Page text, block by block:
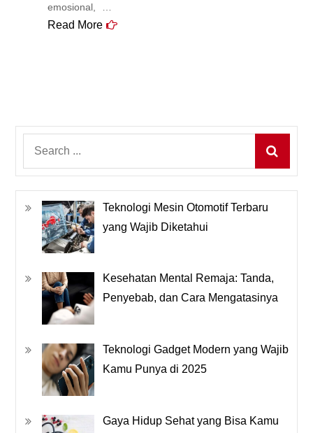
emosional, …
Read More
Teknologi Mesin Otomotif Terbaru
yang Wajib Diketahui
Kesehatan Mental Remaja: Tanda,
Penyebab, dan Cara Mengatasinya
Teknologi Gadget Modern yang Wajib
Kamu Punya di 2025
Gaya Hidup Sehat yang Bisa Kamu